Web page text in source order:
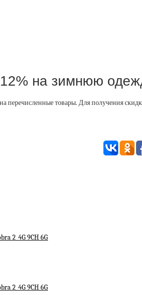
на зимнюю
перечисленные товары. Для получения
2_4G 9CH 6G
2_4G 9CH 6G